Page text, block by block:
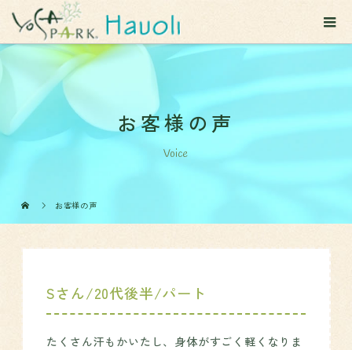
お客様の声
Voice
お客様の声
Sさん/20代後半/パート
たくさん汗もかいたし、身体がすごく軽くなりま